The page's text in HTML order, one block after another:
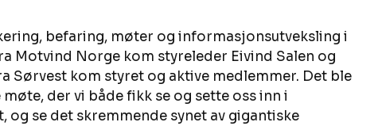
befaring, møter og informasjonsutveksling i
Motvind Norge kom styreleder Eivind Salen og
Sørvest kom styret og aktive medlemmer. Det ble
der vi både fikk se og sette oss inn i
og se det skremmende synet av gigantiske